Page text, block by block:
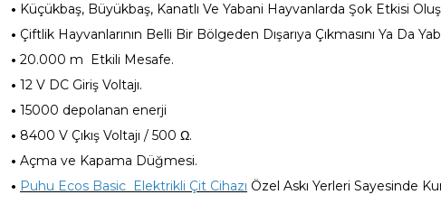
• Küçükbaş, Büyükbaş, Kanatlı Ve Yabani Hayvanlarda Şok Etkisi
• Çiftlik Hayvanlarının Belli Bir Bölgeden Dışarıya Çıkmasını Ya Da
• 20.000 m Etkili Mesafe.
• 12 V DC Giriş Voltajı.
• 15000 depolanan enerji
• 8400 V Çıkış Voltajı / 500 Ω.
• Açma ve Kapama Düğmesi.
• Puhu Ecos Basic Elektrikli Çit Cihazı Özel Askı Yerleri Sayesinde